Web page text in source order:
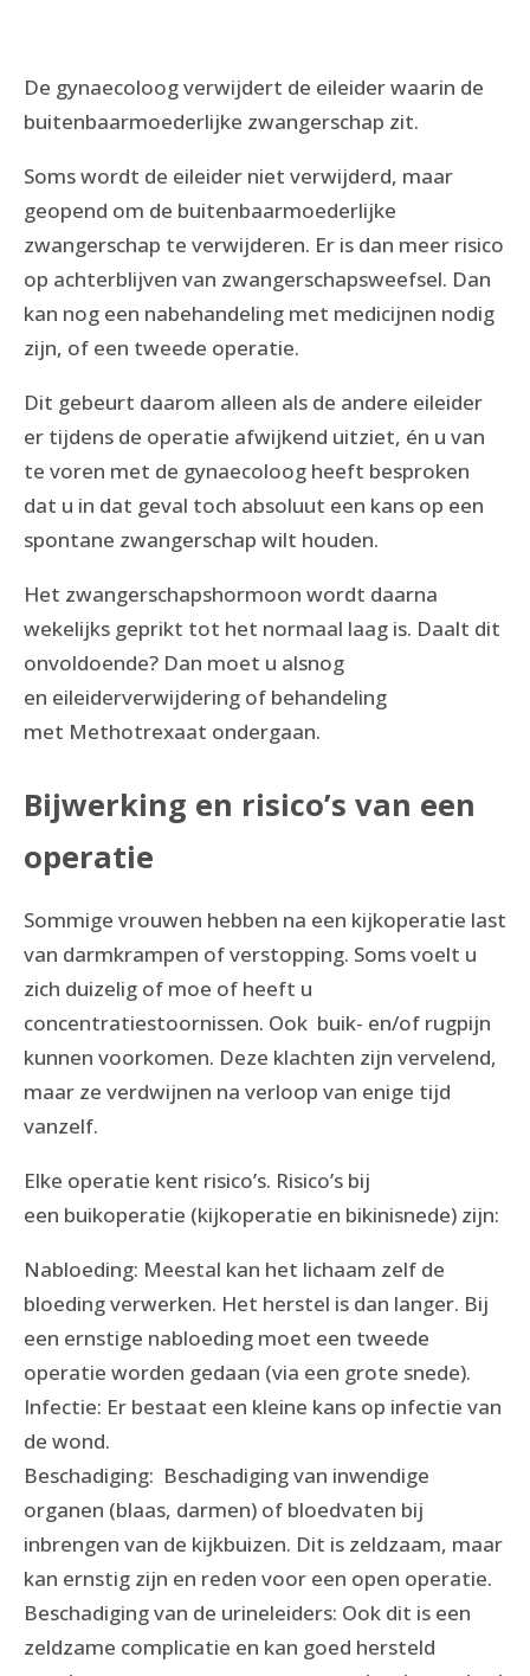
De gynaecoloog verwijdert de eileider waarin de
buitenbaarmoederlijke zwangerschap zit.
Soms wordt de eileider niet verwijderd, maar
geopend om de buitenbaarmoederlijke
zwangerschap te verwijderen. Er is dan meer risico
op achterblijven van zwangerschapsweefsel. Dan
kan nog een nabehandeling met medicijnen nodig
zijn, of een tweede operatie.
Dit gebeurt daarom alleen als de andere eileider
er tijdens de operatie afwijkend uitziet, én u van
te voren met de gynaecoloog heeft besproken
dat u in dat geval toch absoluut een kans op een
spontane zwangerschap wilt houden.
Het zwangerschapshormoon wordt daarna
wekelijks geprikt tot het normaal laag is. Daalt dit
onvoldoende? Dan moet u alsnog
en eileiderverwijdering of behandeling
met Methotrexaat ondergaan.
Bijwerking en risico’s van een
operatie
Sommige vrouwen hebben na een kijkoperatie last
van darmkrampen of verstopping. Soms voelt u
zich duizelig of moe of heeft u
concentratiestoornissen. Ook buik- en/of rugpijn
kunnen voorkomen. Deze klachten zijn vervelend,
maar ze verdwijnen na verloop van enige tijd
vanzelf.
Elke operatie kent risico’s. Risico’s bij
een buikoperatie (kijkoperatie en bikinisnede) zijn:
Nabloeding: Meestal kan het lichaam zelf de
bloeding verwerken. Het herstel is dan langer. Bij
een ernstige nabloeding moet een tweede
operatie worden gedaan (via een grote snede).
Infectie: Er bestaat een kleine kans op infectie van
de wond.
Beschadiging: Beschadiging van inwendige
organen (blaas, darmen) of bloedvaten bij
inbrengen van de kijkbuizen. Dit is zeldzaam, maar
kan ernstig zijn en reden voor een open operatie.
Beschadiging van de urineleiders: Ook dit is een
zeldzame complicatie en kan goed hersteld